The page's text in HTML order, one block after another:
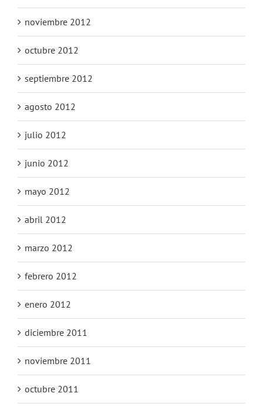
noviembre 2012
octubre 2012
septiembre 2012
agosto 2012
julio 2012
junio 2012
mayo 2012
abril 2012
marzo 2012
febrero 2012
enero 2012
diciembre 2011
noviembre 2011
octubre 2011